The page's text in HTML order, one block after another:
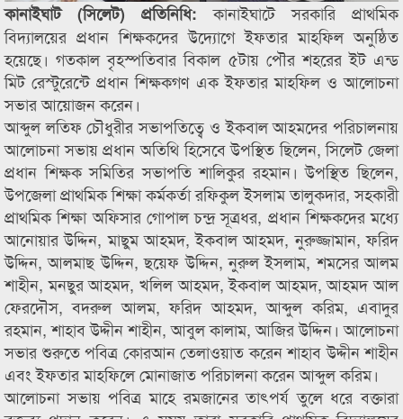
কানাইঘাট (সিলেট) প্রতিনিধি: কানাইঘাটে সরকারি প্রাথমিক
বিদ্যালয়ের প্রধান শিক্ষকদের উদ্যোগে ইফতার মাহফিল অনুষ্ঠিত
হয়েছে। গতকাল বৃহস্পতিবার বিকাল ৫টায় পৌর শহরের ইট এন্ড
মিট রেস্টুরেন্টে প্রধান শিক্ষকগণ এক ইফতার মাহফিল ও আলোচনা
সভার আয়োজন করেন।
আব্দুল লতিফ চৌধুরীর সভাপতিত্বে ও ইকবাল আহমদের পরিচালনায়
আলোচনা সভায় প্রধান অতিথি হিসেবে উপস্থিত ছিলেন, সিলেট জেলা
প্রধান শিক্ষক সমিতির সভাপতি শালিকুর রহমান। উপস্থিত ছিলেন,
উপজেলা প্রাথমিক শিক্ষা কর্মকর্তা রফিকুল ইসলাম তালুকদার, সহকারী
প্রাথমিক শিক্ষা অফিসার গোপাল চন্দ্র সূত্রধর, প্রধান শিক্ষকদের মধ্যে
আনোয়ার উদ্দিন, মাছুম আহমদ, ইকবাল আহমদ, নুরুজ্জামান, ফরিদ
উদ্দিন, আলমাছ উদ্দিন, ছয়েফ উদ্দিন, নুরুল ইসলাম, শমসের আলম
শাহীন, মনছুর আহমদ, খলিল আহমদ, ইকবাল আহমদ, আহমদ আল
ফেরদৌস, বদরুল আলম, ফরিদ আহমদ, আব্দুল করিম, এবাদুর
রহমান, শাহাব উদ্দীন শাহীন, আবুল কালাম, আজির উদ্দিন। আলোচনা
সভার শুরুতে পবিত্র কোরআন তেলাওয়াত করেন শাহাব উদ্দীন শাহীন
এবং ইফতার মাহফিলে মোনাজাত পরিচালনা করেন আব্দুল করিম।
আলোচনা সভায় পবিত্র মাহে রমজানের তাৎপর্য তুলে ধরে বক্তারা